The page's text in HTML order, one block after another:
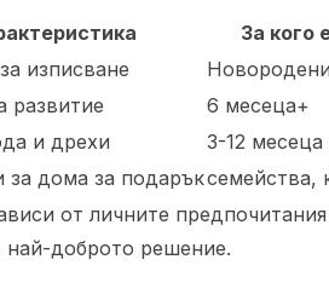
За кого
изписване
развитие
6 месеца+
и дрехи
3-12 месеца
за дома за подаръксемейства,
от личните
най-доброто решение.